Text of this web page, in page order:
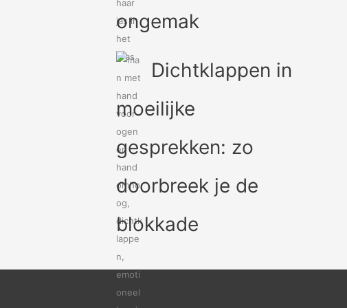
ongemak
Dichtklappen in
moeilijke
gesprekken: zo
doorbreek je de
blokkade